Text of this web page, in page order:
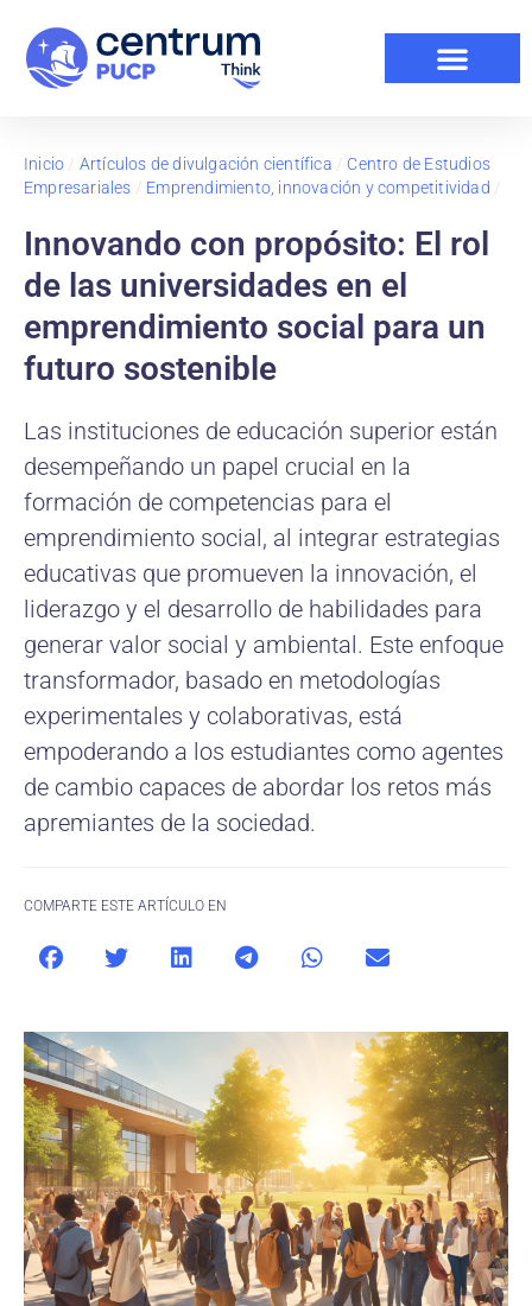
Inicio / Artículos de divulgación científica / Centro de Estudios
Empresariales / Emprendimiento, innovación y competitividad /
Innovando con propósito: El rol
de las universidades en el
emprendimiento social para un
futuro sostenible
Las instituciones de educación superior están
desempeñando un papel crucial en la
formación de competencias para el
emprendimiento social, al integrar estrategias
educativas que promueven la innovación, el
liderazgo y el desarrollo de habilidades para
generar valor social y ambiental. Este enfoque
transformador, basado en metodologías
experimentales y colaborativas, está
empoderando a los estudiantes como agentes
de cambio capaces de abordar los retos más
apremiantes de la sociedad.
COMPARTE ESTE ARTÍCULO EN